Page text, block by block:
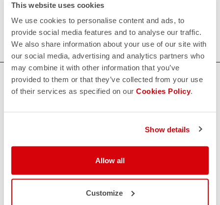
This website uses cookies
We use cookies to personalise content and ads, to
provide social media features and to analyse our traffic.
We also share information about your use of our site with
our social media, advertising and analytics partners who
may combine it with other information that you’ve
provided to them or that they’ve collected from your use
of their services as specified on our Cookies Policy.
Show details
Allow all
Customize
200€/piece. Minimum order: 10 pieces.
Do you need more information? Contact us at
info@castelli-cycling.com
BRAUCHEN SIE HILFE?
Wenn Sie Zweifel haben oder Unterstützung brauchen, keine
KONTAKT
Haben Sie eine Frage an uns?
Klicken Sie hier.
RÜCKSENDUNGEN UND ERSTATTUNGEN